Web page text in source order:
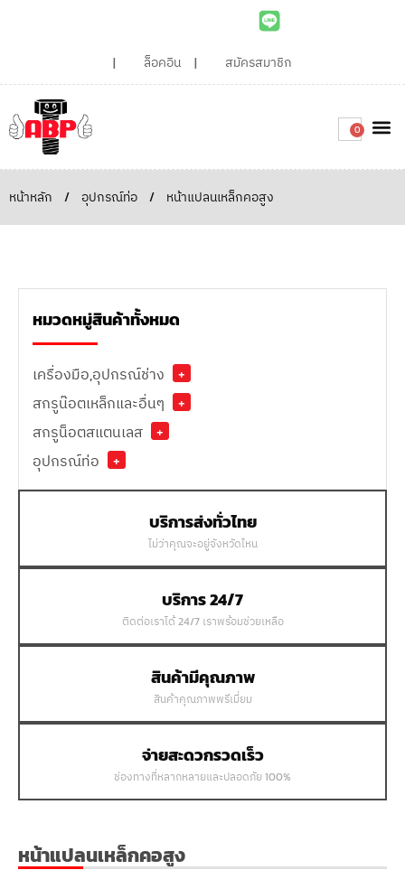
ล็อคอิน สมัครสมาชิก
0
หน้าหลัก / อุปกรณ์ท่อ / หน้าแปลนเหล็กคอสูง
หมวดหมู่สินค้าทั้งหมด
เครื่องมือ,อุปกรณ์ช่าง
+
สกรูน๊อตเหล็กและอื่นๆ
+
สกรูน็อตสแตนเลส
+
อุปกรณ์ท่อ
+
บริการส่งทั่วไทย
ไม่ว่าคุณจะอยู่จังหวัดไหน
บริการ 24/7
ติดต่อเราได้ 24/7 เราพร้อมช่วยเหลือ
สินค้ามีคุณภาพ
สินค้าคุณภาพพรีเมี่ยม
จ่ายสะดวกรวดเร็ว
ช่องทางที่หลากหลายและปลอดภัย 100%
หน้าแปลนเหล็กคอสูง